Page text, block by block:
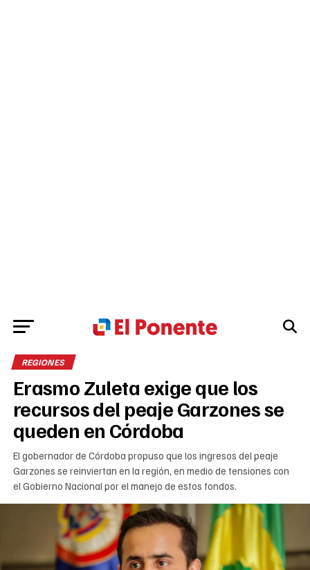
REGIONES
Erasmo Zuleta exige que los
recursos del peaje Garzones se
queden en Córdoba
El gobernador de Córdoba propuso que los ingresos del peaje
Garzones se reinviertan en la región, en medio de tensiones con
el Gobierno Nacional por el manejo de estos fondos.